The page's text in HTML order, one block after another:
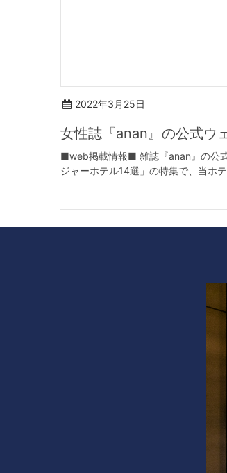
2022年3月25日
女性誌『anan』の公式ウ
■web掲載情報■ 雑誌『anan』の公
ジャーホテル14選」の特集で、当ホ